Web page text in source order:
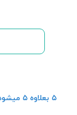
۵ بعلاوه ۵ میشود